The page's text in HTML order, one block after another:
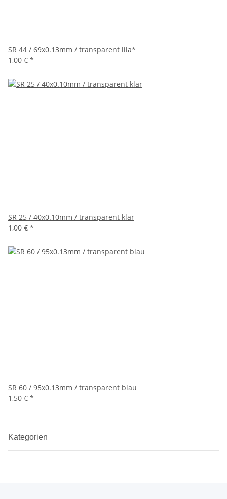
SR 44 / 69x0.13mm / transparent lila*
1,00 € *
SR 25 / 40x0.10mm / transparent klar
1,00 € *
SR 60 / 95x0.13mm / transparent blau
1,50 € *
Kategorien